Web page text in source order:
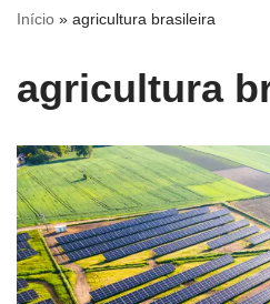
Início » agricultura brasileira
agricultura